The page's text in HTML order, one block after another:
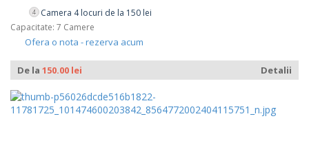
4
Camera 4 locuri de la 150 lei
Capacitate: 7 Camere
Ofera o nota - rezerva acum
De la 150.00 lei Detalii